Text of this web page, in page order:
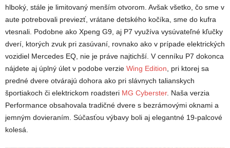
hlboký, stále je limitovaný menším otvorom. Avšak všetko, čo sme v
aute potrebovali previezť, vrátane detského kočíka, sme do kufra
vtesnali. Podobne ako Xpeng G9, aj P7 využíva vysúvateľné kľučky
dverí, ktorých zvuk pri zasúvaní, rovnako ako v prípade elektrických
vozidiel Mercedes EQ, nie je práve najtichší. V cenníku P7 dokonca
nájdete aj úplný úlet v podobe verzie Wing Edition , pri ktorej sa
predné dvere otvárajú dohora ako pri slávnych talianskych
športiakoch či elektrickom roadsteri MG Cyberster. Naša verzia
Performance obsahovala tradičné dvere s bezrámovými oknami a
jemným dovieraním. Súčasťou výbavy boli aj elegantné 19-palcové
kolesá.